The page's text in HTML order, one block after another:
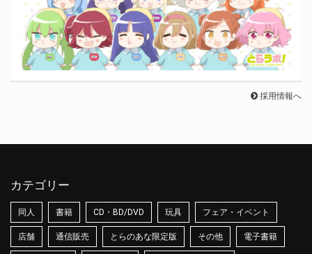
採用情報へ
カテゴリー
同人 書籍 CD・BD/DVD 玩具 フェア・イベント
店舗 通信販売 とらのあな限定版 その他 電子書籍